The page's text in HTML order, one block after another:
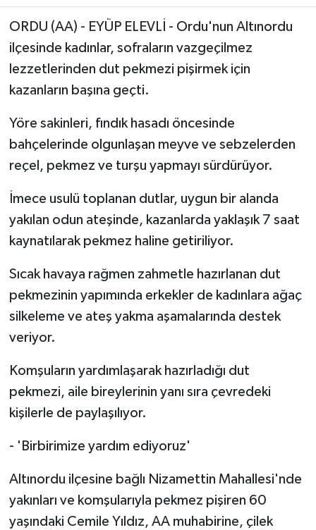
ORDU (AA) - EYÜP ELEVLİ - Ordu'nun Altınordu
ilçesinde kadınlar, sofraların vazgeçilmez
lezzetlerinden dut pekmezi pişirmek için
kazanların başına geçti.
Yöre sakinleri, fındık hasadı öncesinde
bahçelerinde olgunlaşan meyve ve sebzelerden
reçel, pekmez ve turşu yapmayı sürdürüyor.
İmece usulü toplanan dutlar, uygun bir alanda
yakılan odun ateşinde, kazanlarda yaklaşık 7 saat
kaynatılarak pekmez haline getiriliyor.
Sıcak havaya rağmen zahmetle hazırlanan dut
pekmezinin yapımında erkekler de kadınlara ağaç
silkeleme ve ateş yakma aşamalarında destek
veriyor.
Komşuların yardımlaşarak hazırladığı dut
pekmezi, aile bireylerinin yanı sıra çevredeki
kişilerle de paylaşılıyor.
- 'Birbirimize yardım ediyoruz'
Altınordu ilçesine bağlı Nizamettin Mahallesi'nde
yakınları ve komşularıyla pekmez pişiren 60
yaşındaki Cemile Yıldız, AA muhabirine, çilek